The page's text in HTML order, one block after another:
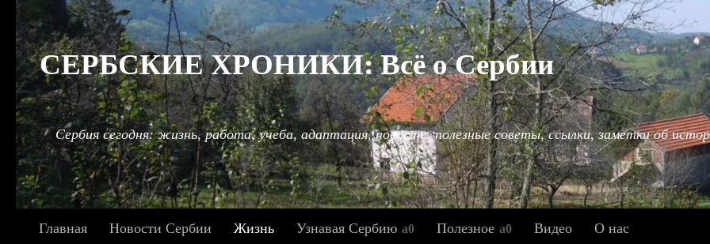
Под записью
СЕРБСКИЕ ХРОНИКИ: Всё о Сербии
Сербия сегодня: жизнь, работа, учеба, адаптация, новости, полезные советы, ссылки, заметки об
Главная Новости Сербии Жизнь Узнавая Сербию Полезное Видео О нас